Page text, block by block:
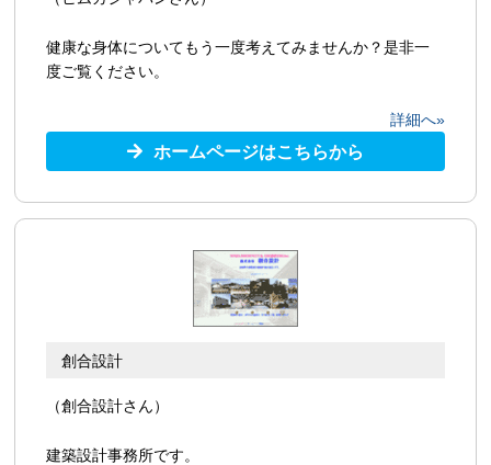
健康な身体についてもう一度考えてみませんか？是非一
度ご覧ください。
詳細へ»
ホームページはこちらから
創合設計
（創合設計さん）
建築設計事務所です。